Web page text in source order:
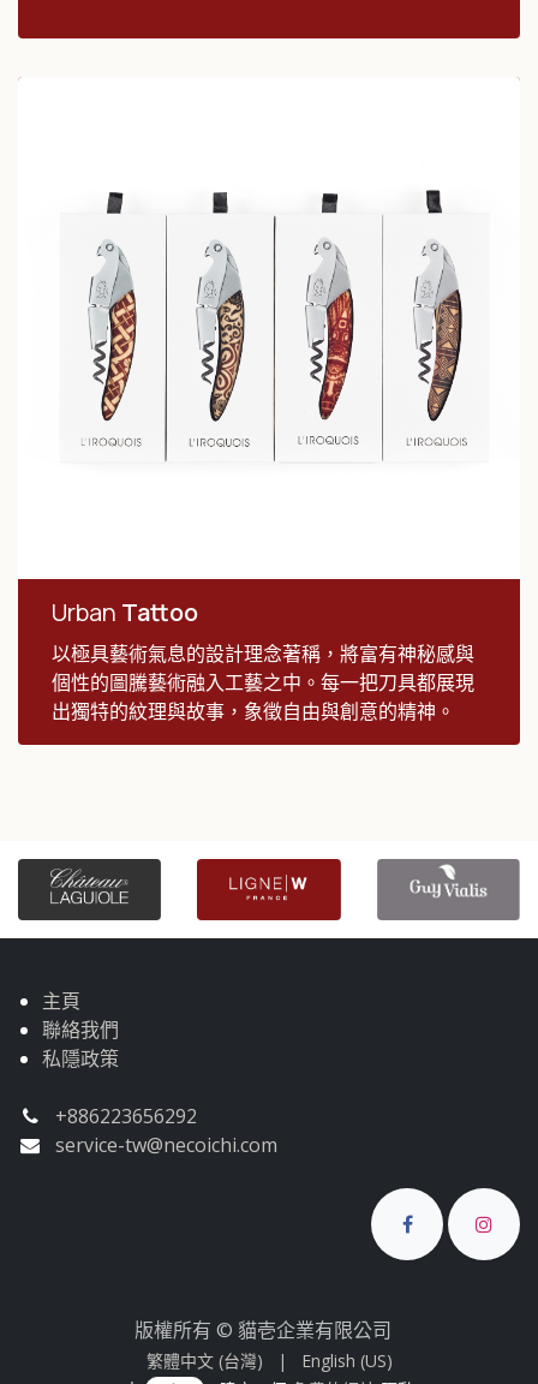
Urban Tattoo
以極具藝術氣息的設計理念著稱，將富有神秘感與
個性的圖騰藝術融入工藝之中。每一把刀具都展現
出獨特的紋理與故事，象徵自由與創意的精神。
主頁
聯絡我們
私隱政策
+886223656292
service-tw@necoichi.com
版權所有 © 貓壱企業有限公司
繁體中文 (台灣) |
English (US)